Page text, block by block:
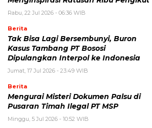
Rabu, 22 Jul 2026 - 06:36 WIB
Berita
Tak Bisa Lagi Bersembunyi, Buron
Kasus Tambang PT Bososi
Dipulangkan Interpol ke Indonesia
Jumat, 17 Jul 2026 - 23:49 WIB
Berita
Mengurai Misteri Dokumen Palsu di
Pusaran Timah Ilegal PT MSP
Minggu, 5 Jul 2026 - 10:52 WIB